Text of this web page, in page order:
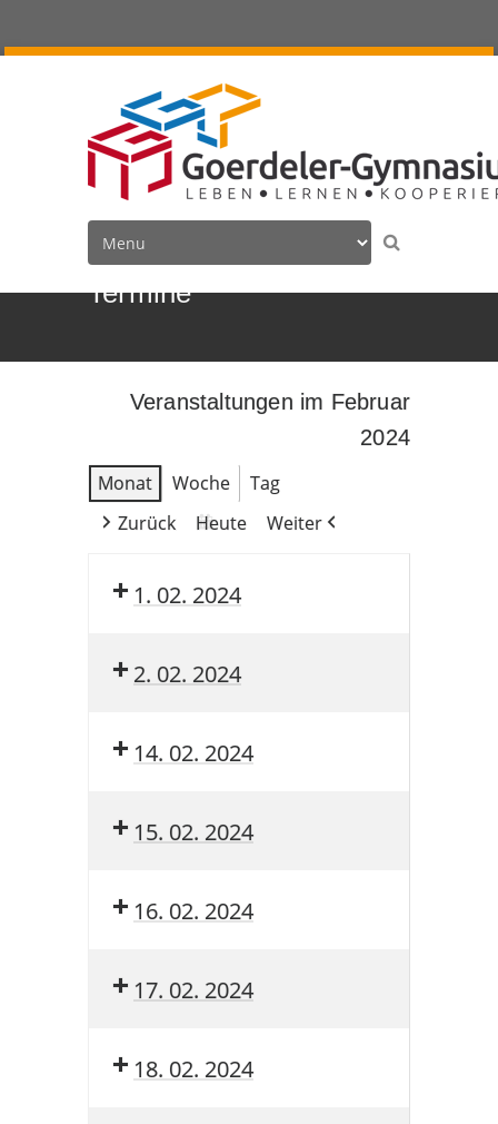
Termine
Veranstaltungen im Februar
2024
Monat
Woche
Tag
Zurück
Heute Weiter
1. 02. 2024
2. 02. 2024
14. 02. 2024
15. 02. 2024
16. 02. 2024
17. 02. 2024
18. 02. 2024